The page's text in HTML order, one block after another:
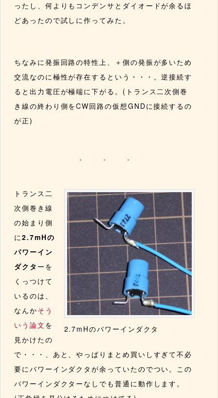
ったし、何よりもコンデンサとダイオードが余るほ
どあったので試しに作ってみた。
ちなみに発振回路の特性上、＋側の発振が多いため
交流なのに極性が存在するという・・・。逆接続す
ると出力電圧が極端に下がる。(トランス二次側巻
き線の終わり側をCW回路の仮想GNDに接続するの
が正)
2.7mHのパワーインダクタ
トランス二
次側巻き線
の始まり側
に2.7mHの
パワーイン
ダクタ ーを
くっつけて
いるのは、
なんかそう
いう論文 を
見かけたの
で・・・、あと、やっぱりまとめ買いしすぎて不必
要にパワーインダクタが余っていたのでつい。この
パワーインダクターなしでも普通に動作します。